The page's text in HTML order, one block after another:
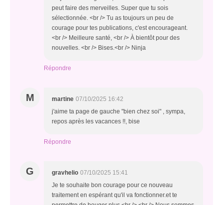
peut faire des merveilles. Super que tu sois
sélectionnée. <br /> Tu as toujours un peu de
courage pour tes publications, c'est encourageant.
<br /> Meilleure santé, <br /> À bientôt pour des
nouvelles. <br /> Bises.<br /> Ninja
Répondre
M martine 07/10/2025 16:42
j'aime ta page de gauche "bien chez soi" , sympa,
repos après les vacances !!, bise
Répondre
G gravhelio 07/10/2025 15:41
Je te souhaite bon courage pour ce nouveau
traitement en espérant qu'il va fonctionner.et te